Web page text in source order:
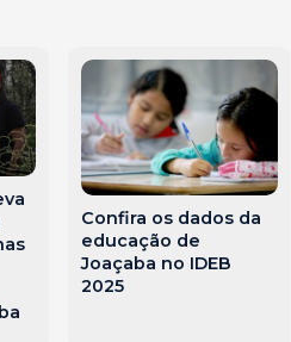
Confira os dados da
educação de
Joaçaba no IDEB
2025